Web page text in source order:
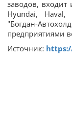
заводов, входит
Hyundai, Haval,
"Богдан-
предприятиями
Источник: